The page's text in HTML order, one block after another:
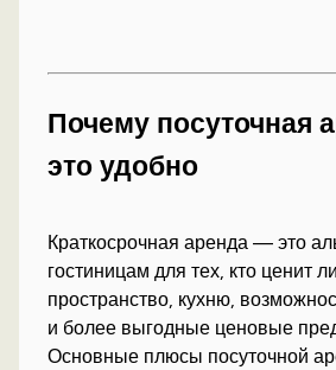
Почему посуточная
это удобно
Краткосрочная аренда — это
гостиницам для тех, кто ценит
пространство, кухню,
и более выгодные ценовые
Основные плюсы посуточной